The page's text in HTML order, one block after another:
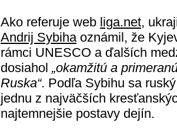
Ako referuje web liga.net,
Andrij Sybihaoznámil, že
rámci UNESCO a ďalších
dosiahol „okamžitú a
Ruska“. Podľa Sybihu sa
jednu z najväčších
najtemnejšie postavy dejín.